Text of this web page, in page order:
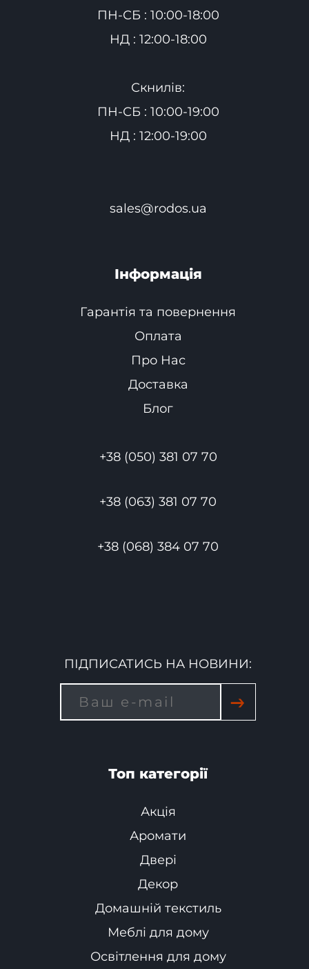
ПН-СБ : 10:00-18:00
НД : 12:00-18:00
Скнилів:
ПН-СБ : 10:00-19:00
НД : 12:00-19:00
sales@rodos.ua
Інформація
Гарантія та повернення
Оплата
Про Нас
Доставка
Блог
+38 (050) 381 07 70
+38 (063) 381 07 70
+38 (068) 384 07 70
ПІДПИСАТИСЬ НА НОВИНИ:
→
Топ категорії
Акція
Аромати
Двері
Декор
Домашній текстиль
Меблі для дому
Освітлення для дому